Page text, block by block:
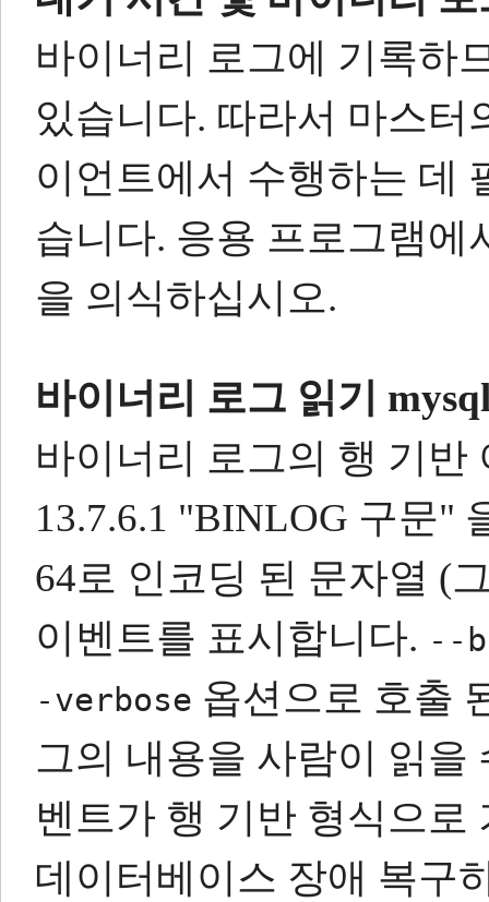
바이너리 로그에 기록하
있습니다. 따라서 마스터
이언트에서 수행하는 데
습니다. 응용 프로그램에
을 의식하십시오.
바이너리 로그 읽기
바이너리 로그의 행 기반
13.7.6.1 "BINLOG 구문"
64로 인코딩 된 문자열 (
이벤트를 표시합니다. --
-verbose 옵션으로 호출
그의 내용을 사람이 읽을
벤트가 행 기반 형식으로
데이터베이스 장애 복구